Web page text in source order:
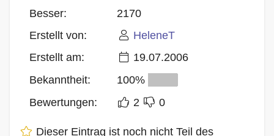
Blog
Besser:
2170
Erstellt von:
HeleneT
Erstellt am:
19.07.2006
Bekanntheit:
100%
Bewertungen:
2 0
Dieser Eintrag ist noch nicht Teil des